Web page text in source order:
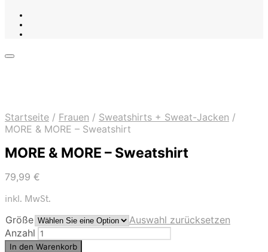
Startseite / Frauen / Sweatshirts + Sweat-Jacken /
MORE & MORE – Sweatshirt
MORE & MORE – Sweatshirt
79,99 €
inkl. MwSt.
Größe
Auswahl zurücksetzen
Anzahl
In den Warenkorb